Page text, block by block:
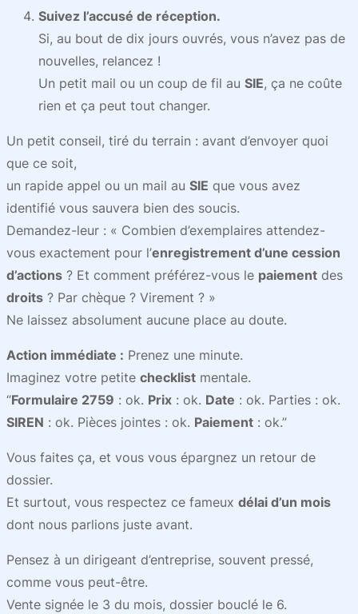
Suivez l’accusé de réception.
Si, au bout de dix jours ouvrés, vous n’avez pas de
nouvelles, relancez !
Un petit mail ou un coup de fil au SIE, ça ne coûte
rien et ça peut tout changer.
Un petit conseil, tiré du terrain : avant d’envoyer quoi
que ce soit,
un rapide appel ou un mail au SIE que vous avez
identifié vous sauvera bien des soucis.
Demandez-leur : « Combien d’exemplaires attendez-
vous exactement pour l’enregistrement d’une cession
d’actions ? Et comment préférez-vous le paiement des
droits ? Par chèque ? Virement ? »
Ne laissez absolument aucune place au doute.
Action immédiate : Prenez une minute.
Imaginez votre petite checklist mentale.
“Formulaire 2759 : ok. Prix : ok. Date : ok. Parties : ok.
SIREN : ok. Pièces jointes : ok. Paiement : ok.”
Vous faites ça, et vous vous épargnez un retour de
dossier.
Et surtout, vous respectez ce fameux délai d’un mois
dont nous parlions juste avant.
Pensez à un dirigeant d’entreprise, souvent pressé,
comme vous peut-être.
Vente signée le 3 du mois, dossier bouclé le 6.